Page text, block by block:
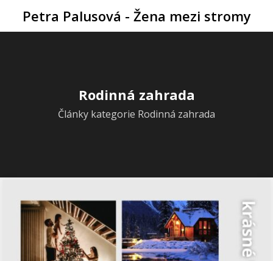
Petra Palusová - Žena mezi stromy
Rodinná zahrada
Články kategorie Rodinná zahrada